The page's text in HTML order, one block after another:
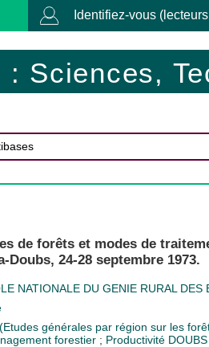
Identifiez-vous
: Sciences,
de forêts et modes de
Doubs, 24-28 septembre 1973.
NATIONALE DU GENIE RURAL
générales par région sur les
forestier ; Productivité DOUBS